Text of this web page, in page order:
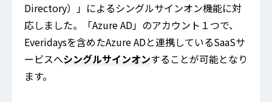
Directory）」によるシングルサインオン機能に対
応しました。「Azure AD」のアカウント１つで、
Everidaysを含めたAzure ADと連携しているSaaSサ
ービスへシングルサインオンすることが可能となり
ます。